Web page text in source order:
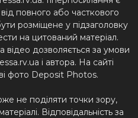
повного або часткового
розміщене у підзаголовку
на цитований матеріал.
відео дозволяється за умови
і автора. На сайті
фото Deposit Photos.
не поділяти точки зору,
Відповідальність за